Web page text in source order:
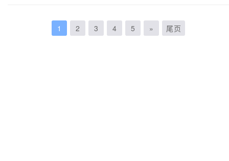
1 2 3 4 5 » 尾页